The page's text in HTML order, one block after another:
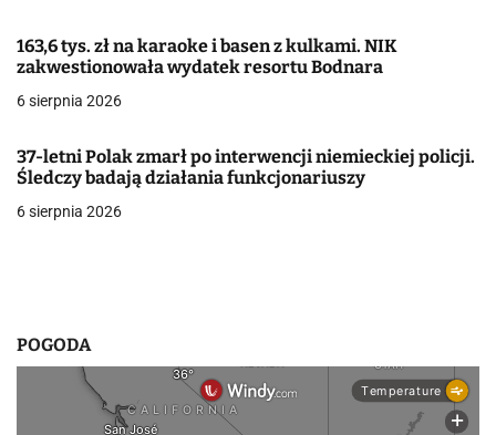
a
w
i
s
163,6 tys. zł na karaoke i basen z kulkami. NIK
zakwestionowała wydatek resortu Bodnara
6 sierpnia 2026
37-letni Polak zmarł po interwencji niemieckiej policji.
Śledczy badają działania funkcjonariuszy
6 sierpnia 2026
POGODA